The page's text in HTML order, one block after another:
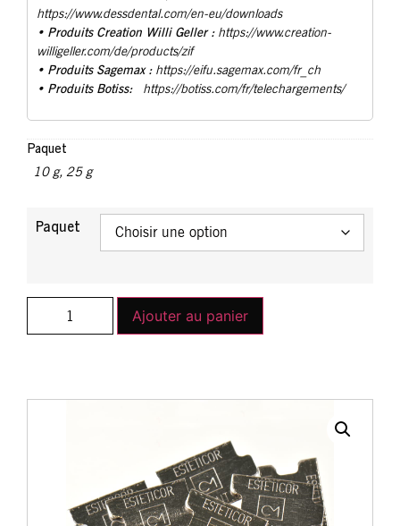
https://www.dessdental.com/en-eu/downloads
• Produits Creation Willi Geller : https://www.creation-
willigeller.com/de/products/zif
• Produits Sagemax : https://eifu.sagemax.com/fr_ch
• Produits Botiss: https://botiss.com/fr/telechargements/
Paquet
10 g, 25 g
Paquet
Ajouter au panier